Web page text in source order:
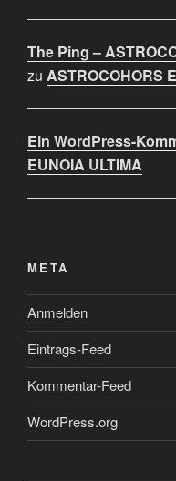
The Ping –
zu ASTROCOHORS
Ein WordPress-
EUNOIA ULTIMA
META
Anmelden
Eintrags-Feed
Kommentar-Feed
WordPress.org